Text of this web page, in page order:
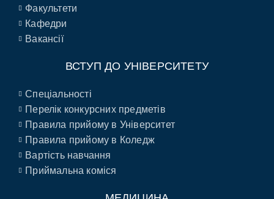
Факультети
Кафедри
Вакансії
ВСТУП ДО УНІВЕРСИТЕТУ
Спеціальності
Перелік конкурсних предметів
Правила прийому в Університет
Правила прийому в Коледж
Вартість навчання
Приймальна коміся